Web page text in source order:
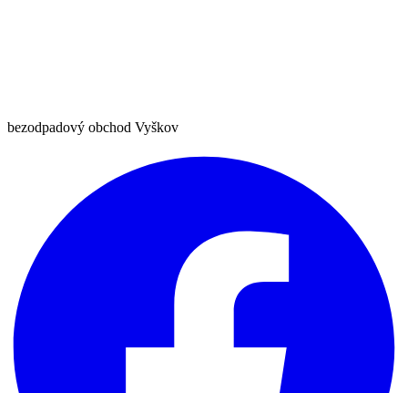
bezodpadový obchod Vyškov